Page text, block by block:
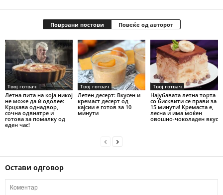
Поврзани постови Повеќе од авторот
Твој готвач
Летна пита на која никој
не може да ѝ одолее:
Крцкава однадвор,
сочна одвнатре и
готова за помалку од
еден час!
Твој готвач
Летен десерт: Вкусен и
кремаст десерт од
кајсии е готов за 10
минути
Твој готвач
Најубавата летна торта
со бисквити се прави за
15 минути! Кремаста е,
лесна и има моќен
овошно-чоколаден вкус
Остави одговор